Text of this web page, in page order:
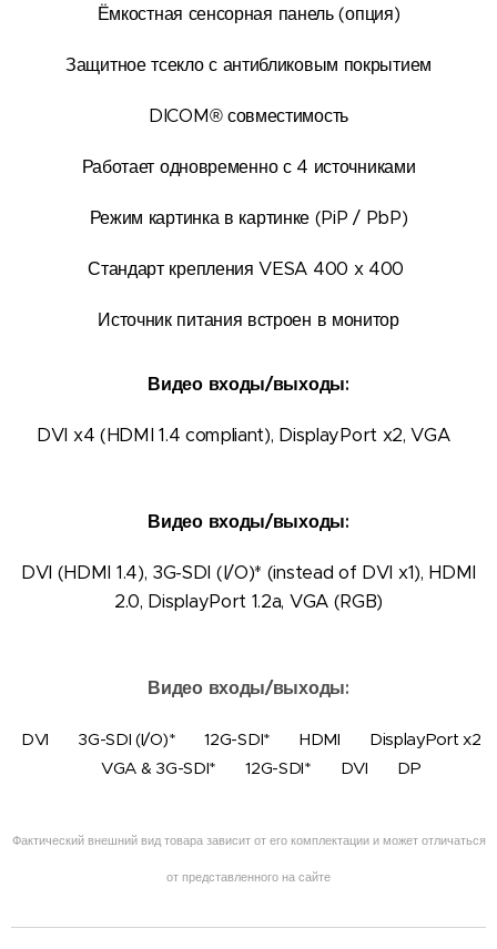
Ёмкостная сенсорная панель (опция)
Защитное тсекло с антибликовым покрытием
DICOM® совместимость
Работает одновременно с 4 источниками
Режим картинка в картинке (PiP / PbP)
Стандарт крепления VESA 400 x 400
Источник питания встроен в монитор
Видео входы/выходы:
DVI x4 (HDMI 1.4 compliant), DisplayPort x2, VGA
Видео входы/выходы:
DVI (HDMI 1.4), 3G-SDI (I/O)* (instead of DVI x1), HDMI
2.0, DisplayPort 1.2a, VGA (RGB)
Видео входы/выходы:
DVI ▪ 3G-SDI (I/O)* ▪ 12G-SDI* ▪ HDMI ▪ DisplayPort x2
▪ VGA & 3G-SDI* ▪ 12G-SDI* ▪ DVI ▪ DP
Фактический внешний вид товара зависит от его комплектации и может отличаться
от представленного на сайте